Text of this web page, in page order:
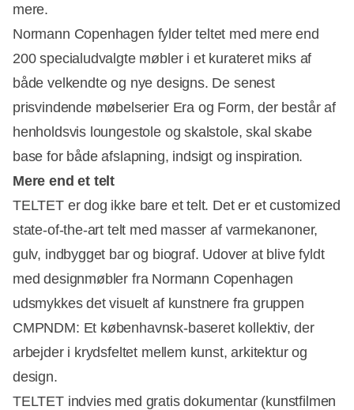
mere.
Normann Copenhagen fylder teltet med mere end
200 specialudvalgte møbler i et kurateret miks af
både velkendte og nye designs. De senest
prisvindende møbelserier Era og Form, der består af
henholdsvis loungestole og skalstole, skal skabe
base for både afslapning, indsigt og inspiration.
Mere end et telt
TELTET er dog ikke bare et telt. Det er et customized
state-of-the-art telt med masser af varmekanoner,
gulv, indbygget bar og biograf. Udover at blive fyldt
med designmøbler fra Normann Copenhagen
udsmykkes det visuelt af kunstnere fra gruppen
CMPNDM: Et københavnsk-baseret kollektiv, der
arbejder i krydsfeltet mellem kunst, arkitektur og
design.
TELTET indvies med gratis dokumentar (kunstfilmen